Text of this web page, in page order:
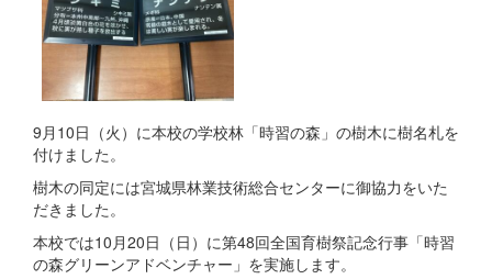
9月10日（火）に本校の学校林「時習の森」の樹木に樹名札を
付けました。
樹木の同定には宮城県林業技術総合センターに御協力をいた
だきました。
本校では10月20日（日）に第48回全国育樹祭記念行事「時習
の森グリーンアドベンチャー」を実施します。